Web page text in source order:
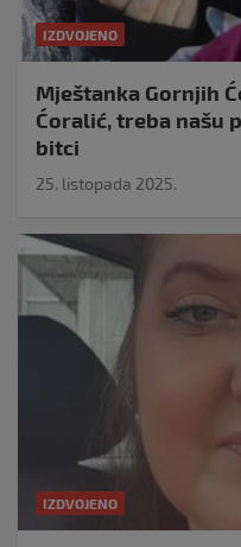
IZDVOJENO
Mještanka Gornjih
Ćoralić, treba našu
bitci
25. listopada 2025.
IZDVOJENO